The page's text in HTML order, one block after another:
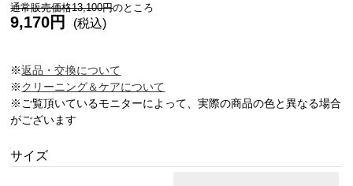
通常販売価格13,100円のところ
9,170円 (税込)
※返品・交換について
※クリーニング＆ケアについて
※ご覧頂いているモニターによって、実際の商品の色と異なる場合
がございます
サイズ